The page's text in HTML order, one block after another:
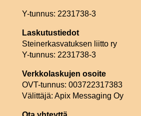
Y-tunnus: 2231738-3
Laskutustiedot
Steinerkasvatuksen liitto ry
Y-tunnus: 2231738-3
Verkkolaskujen osoite
OVT-tunnus: 003722317383
Välittäjä: Apix Messaging Oy